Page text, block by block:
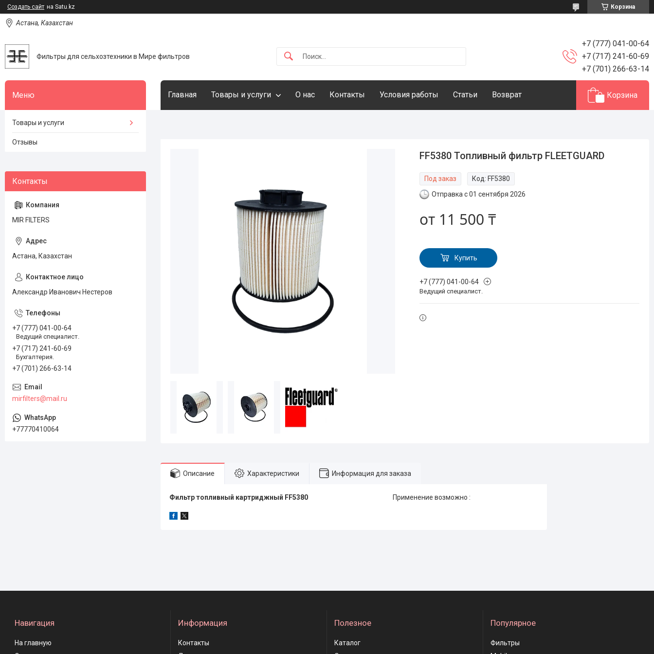
Создать сайт на Satu.kz Корзина
Астана, Казахстан
Фильтры для сельхозтехники в Мире фильтров
+7 (777) 041-00-64
+7 (717) 241-60-69
+7 (701) 266-63-14
Главная Товары и услуги О нас Контакты Условия работы Статьи Возврат Корзина
FF5380 Топливный фильтр FLEETGUARD
Под заказ Код: FF5380
Отправка с 01 сентября 2026
от 11 500 ₸
Купить
+7 (777) 041-00-64
Ведущий специалист.
Описание Характеристики Информация для заказа
Фильтр топливный картриджный FF5380 Применение возможно :
Товары и услуги
Отзывы
MIR FILTERS
Астана, Казахстан
Александр Иванович Нестеров
+7 (777) 041-00-64
Ведущий специалист.
+7 (717) 241-60-69
Бухгалтерия.
+7 (701) 266-63-14
mirfilters@mail.ru
+77770410064
Навигация
На главную
Информация
Контакты
Полезное
Каталог
Популярное
Фильтры